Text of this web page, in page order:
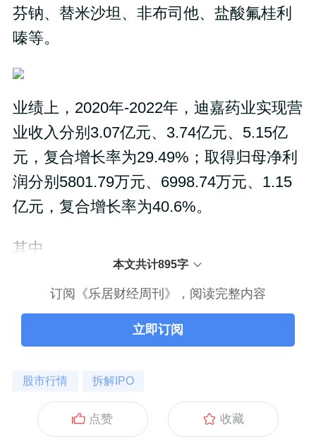
芬钠、替米沙坦、非布司他、盐酸氟桂利
嗪等。
业绩上，2020年-2022年，迪嘉药业实现营
业收入分别3.07亿元、3.74亿元、5.15亿
元，复合增长率为29.49%；取得归母净利
润分别5801.79万元、6998.74万元、1.15
亿元，复合增长率为40.6%。
其中
本文共计895字
订阅《乐居财经周刊》，阅读完整内容
立即订阅
股市行情 拆解IPO
点赞 收藏